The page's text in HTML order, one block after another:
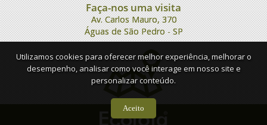
Faça-nos uma visita
Av. Carlos Mauro, 370
Águas de São Pedro - SP
Utilizamos cookies para oferecer melhor experiência, melhorar o
desempenho, analisar como você interage em nosso site e
personalizar conteúdo.
Aceito